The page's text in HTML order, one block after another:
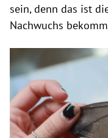
sein, denn das ist
Nachwuchs